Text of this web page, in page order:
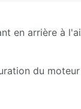
en arrière à
du